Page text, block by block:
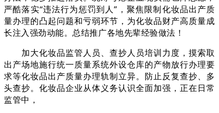
严酷落实“违法行为惩罚到人”，聚焦限制化妆品出产质
量办理的凸起问题和亏弱环节，为化妆品财产高质量成
长注入强劲动能。总结推广各地先辈经验做法！
加大化妆品监管人员、查抄人员培训力度，摸索取
出产场地施行统一质量系统外设仓库的产物放行办理要
求等化妆品出产质量办理轨制立异。防止反复查抄、多
头查抄。化妆品企业从体义务认识全面加强，正在日常
监管中，